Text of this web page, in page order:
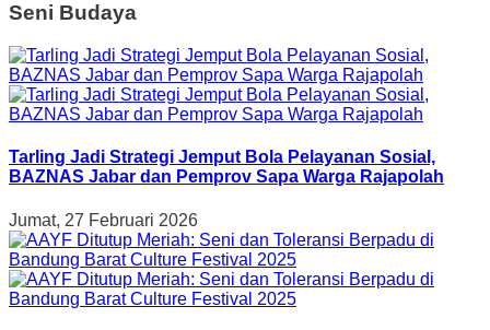
Seni Budaya
Tarling Jadi Strategi Jemput Bola Pelayanan Sosial,
BAZNAS Jabar dan Pemprov Sapa Warga Rajapolah
Jumat, 27 Februari 2026